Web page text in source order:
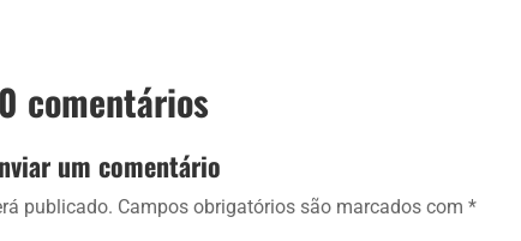
0 comentários
um comentário
publicado. Campos obrigatórios são marcados com *